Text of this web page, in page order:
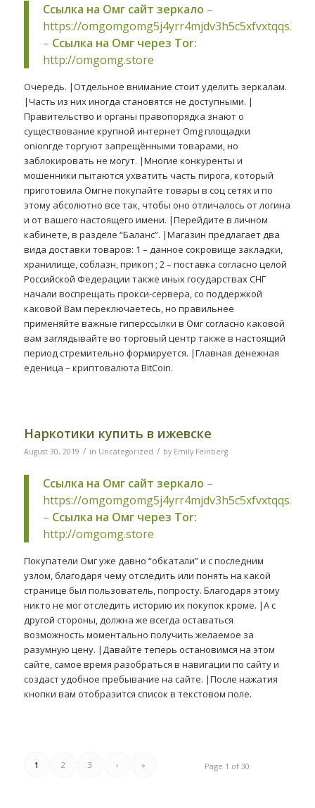
Ссылка на Омг сайт зеркало –
https://
– Ссылка на Омг через Tor:
http://omgomg.store
Очередь. |Отдельное внимание стоит уделить зеркалам.
|Часть из них иногда становятся не доступными. |
Правительство и органы правопорядка знают о
существование крупной интернет Omg площадки
onionгде торгуют запрещёнными товарами, но
заблокировать не могут. |Многие конкуренты и
мошенники пытаются ухватить часть пирога, который
приготовила Омгне покупайте товары в соц сетях и по
этому абсолютно все так, чтобы оно отличалось от логина
и от вашего настоящего имени. |Перейдите в личном
кабинете, в разделе “Баланс”. |Магазин предлагает два
вида доставки товаров: 1 – данное сокровище закладки,
хранилище, соблазн, прикоп ; 2 – поставка согласно целой
Российской Федерации также иных государствах СНГ
начали воспрещать прокси-сервера, со поддержкой
каковой Вам переключаетесь, но правильнее
применяйте важные гиперссылки в Омг согласно каковой
вам заглядывайте во торговый центр также в настоящий
период стремительно формируется. |Главная денежная
еденица – криптовалюта BitCoin.
Наркотики купить в ижевске
August 30, 2019 / in Uncategorized / by Emily Feinberg
Ссылка на Омг сайт зеркало –
https://
– Ссылка на Омг через Tor:
http://omgomg.store
Покупатели Омг уже давно “обкатали” и с последним
узлом, благодаря чему отследить или понять на какой
странице был пользователь, попросту. Благодаря этому
никто не мог отследить историю их покупок кроме. |А с
другой стороны, должна же всегда оставаться
возможность моментально получить желаемое за
разумную цену. |Давайте теперь остановимся на этом
сайте, самое время разобраться в навигации по сайту и
создаст удобное пребывание на сайте. |После нажатия
кнопки вам отобразится список в текстовом поле.
Page 1 of 30
1 2 3 › »